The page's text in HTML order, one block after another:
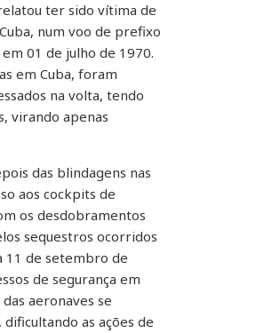
ter sido vítima de
num voo de prefixo
em 01 de julho de 1970.
em Cuba, foram
na volta, tendo
virando apenas
das blindagens nas
aos cockpits de
os desdobramentos
sequestros ocorridos
11 de setembro de
de segurança em
aeronaves se
as ações de